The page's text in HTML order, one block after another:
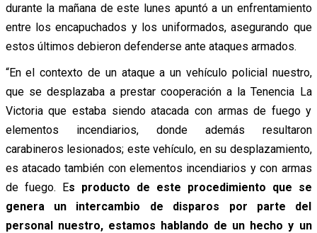
durante la mañana de este lunes apuntó a un enfrentamiento
entre los encapuchados y los uniformados, asegurando que
estos últimos debieron defenderse ante ataques armados.
“En el contexto de un ataque a un vehículo policial nuestro,
que se desplazaba a prestar cooperación a la Tenencia La
Victoria que estaba siendo atacada con armas de fuego y
elementos incendiarios, donde además resultaron
carabineros lesionados; este vehículo, en su desplazamiento,
es atacado también con elementos incendiarios y con armas
de fuego. Es producto de este procedimiento que se
genera un intercambio de disparos por parte del
personal nuestro, estamos hablando de un hecho y un